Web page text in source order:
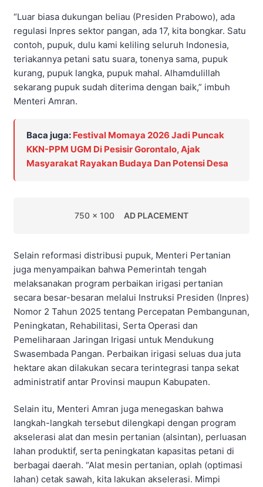
“Luar biasa dukungan beliau (Presiden Prabowo), ada
regulasi Inpres sektor pangan, ada 17, kita bongkar. Satu
contoh, pupuk, dulu kami keliling seluruh Indonesia,
teriakannya petani satu suara, tonenya sama, pupuk
kurang, pupuk langka, pupuk mahal. Alhamdulillah
sekarang pupuk sudah diterima dengan baik,” imbuh
Menteri Amran.
Baca juga: Festival Momaya 2026 Jadi Puncak
KKN-PPM UGM Di Pesisir Gorontalo, Ajak
Masyarakat Rayakan Budaya Dan Potensi Desa
750 x 100 AD PLACEMENT
Selain reformasi distribusi pupuk, Menteri Pertanian
juga menyampaikan bahwa Pemerintah tengah
melaksanakan program perbaikan irigasi pertanian
secara besar-besaran melalui Instruksi Presiden (Inpres)
Nomor 2 Tahun 2025 tentang Percepatan Pembangunan,
Peningkatan, Rehabilitasi, Serta Operasi dan
Pemeliharaan Jaringan Irigasi untuk Mendukung
Swasembada Pangan. Perbaikan irigasi seluas dua juta
hektare akan dilakukan secara terintegrasi tanpa sekat
administratif antar Provinsi maupun Kabupaten.
Selain itu, Menteri Amran juga menegaskan bahwa
langkah-langkah tersebut dilengkapi dengan program
akselerasi alat dan mesin pertanian (alsintan), perluasan
lahan produktif, serta peningkatan kapasitas petani di
berbagai daerah. “Alat mesin pertanian, oplah (optimasi
lahan) cetak sawah, kita lakukan akselerasi. Mimpi